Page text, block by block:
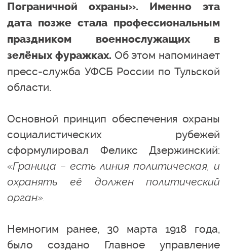
Пограничной охраны». Именно эта
дата позже стала профессиональным
праздником военнослужащих в
зелёных фуражках. Об этом напоминает
пресс-служба УФСБ России по Тульской
области.
Основной принцип обеспечения охраны
социалистических рубежей
сформулировал Феликс Дзержинский:
«Граница – есть линия политическая, и
охранять её должен политический
орган».
Немногим ранее, 30 марта 1918 года,
было создано Главное управление